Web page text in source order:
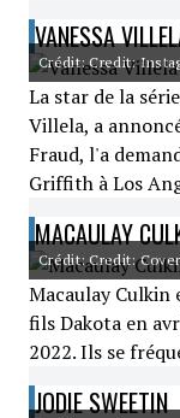
VANESSA
Crédit: Credit:
La star de la
Villela, a
Fraud, l'a
Griffith à Los
MACAULAY
Crédit: Credit:
Macaulay
fils Dakota en
2022. Ils se
JODIE SWEETIN